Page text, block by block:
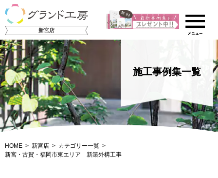
新宮店
施工事例集一覧
HOME 新宮店
カテゴリー一覧
新宮・古賀・福岡市東エリア 新築外構工事